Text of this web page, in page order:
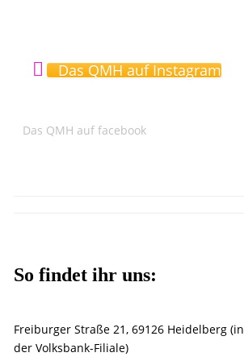
Das QMH auf Instagram
Das QMH auf facebook
So findet ihr uns:
Freiburger Straße 21, 69126 Heidelberg (in
der Volksbank-Filiale)